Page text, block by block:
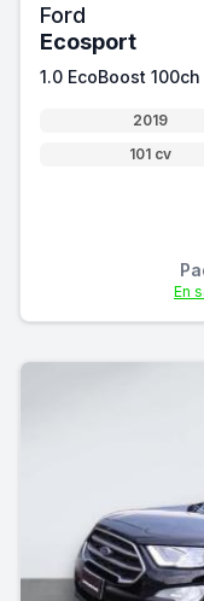
Ford
Ecosport
1.0 EcoBoost 100ch
2019
101 cv
En